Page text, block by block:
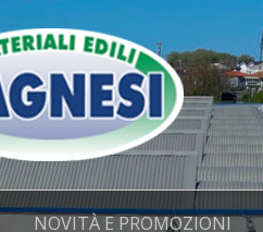
NOVITÀ E PROMOZIONI